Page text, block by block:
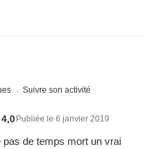
Suivre son activité
4,0Publiée le 6 janvier 2019
de temps mort un vrai